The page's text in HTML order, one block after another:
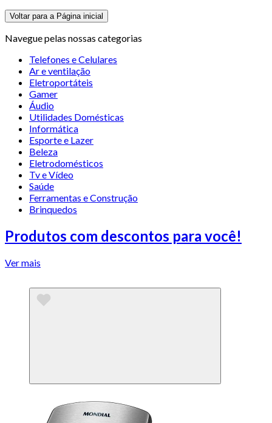
Voltar para a Página inicial
Navegue pelas nossas categorias
Telefones e Celulares
Ar e ventilação
Eletroportáteis
Gamer
Áudio
Utilidades Domésticas
Informática
Esporte e Lazer
Beleza
Eletrodomésticos
Tv e Vídeo
Saúde
Ferramentas e Construção
Brinquedos
Produtos com descontos para você!
Ver mais